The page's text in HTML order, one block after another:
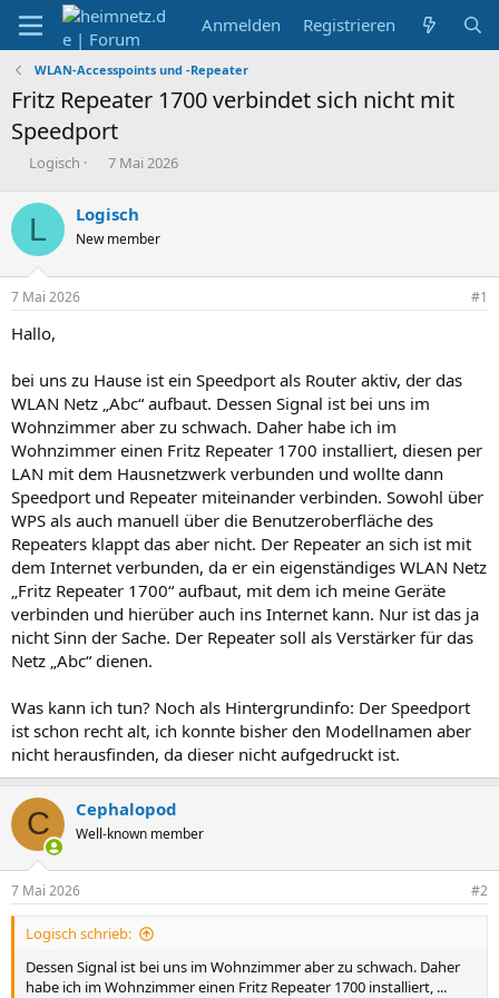
Anmelden Registrieren
WLAN-Accesspoints und -Repeater
Fritz Repeater 1700 verbindet sich nicht mit
Speedport
E
s
t
e
l
l
e
Logisch
E
t
e
l
7 Mai 2026
L Logisch
New member
7 Mai 2026 #1
Hallo,
bei uns zu Hause ist ein Speedport als Router aktiv, der das
WLAN Netz „Abc“ aufbaut. Dessen Signal ist bei uns im
Wohnzimmer aber zu schwach. Daher habe ich im
Wohnzimmer einen Fritz Repeater 1700 installiert, diesen per
LAN mit dem Hausnetzwerk verbunden und wollte dann
Speedport und Repeater miteinander verbinden. Sowohl über
WPS als auch manuell über die Benutzeroberfläche des
Repeaters klappt das aber nicht. Der Repeater an sich ist mit
dem Internet verbunden, da er ein eigenständiges WLAN Netz
„Fritz Repeater 1700“ aufbaut, mit dem ich meine Geräte
verbinden und hierüber auch ins Internet kann. Nur ist das ja
nicht Sinn der Sache. Der Repeater soll als Verstärker für das
Netz „Abc“ dienen.
Was kann ich tun? Noch als Hintergrundinfo: Der Speedport
ist schon recht alt, ich konnte bisher den Modellnamen aber
nicht herausfinden, da dieser nicht aufgedruckt ist.
C Cephalopod
Well-known member
7 Mai 2026 #2
Logisch schrieb:
Dessen Signal ist bei uns im Wohnzimmer aber zu schwach. Daher
habe ich im Wohnzimmer einen Fritz Repeater 1700 installiert, ...